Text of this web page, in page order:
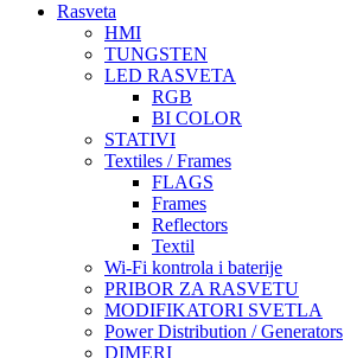
Rasveta
HMI
TUNGSTEN
LED RASVETA
RGB
BI COLOR
STATIVI
Textiles / Frames
FLAGS
Frames
Reflectors
Textil
Wi-Fi kontrola i baterije
PRIBOR ZA RASVETU
MODIFIKATORI SVETLA
Power Distribution / Generators
DIMERI